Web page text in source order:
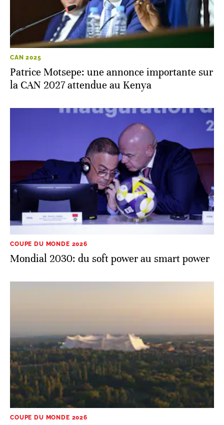
CAN 2025
Patrice Motsepe: une annonce importante sur
la CAN 2027 attendue au Kenya
COUPE DU MONDE 2026
Mondial 2030: du soft power au smart power
COUPE DU MONDE 2026